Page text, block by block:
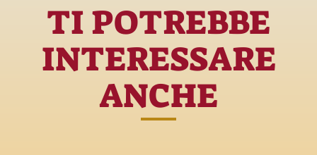
TI POTREBBE
INTERESSARE
ANCHE